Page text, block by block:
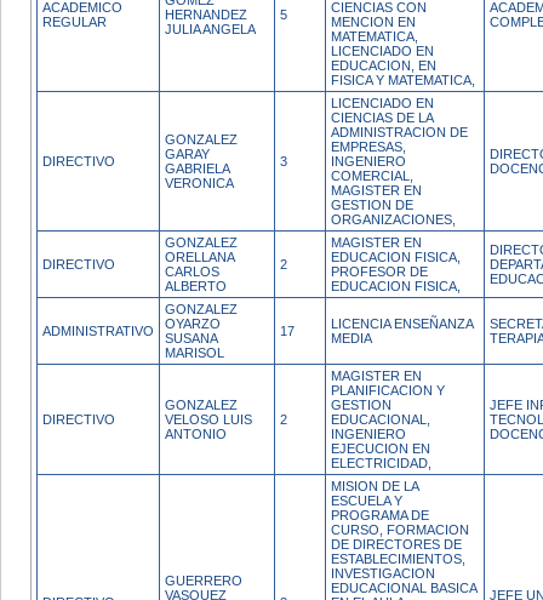
ACADEMICO
REGULAR
HERNANDEZ
JULIA ANGELA
5
CIENCIAS CON
MENCION EN
MATEMATICA,
LICENCIADO EN
EDUCACION, EN
FISICA Y MATEMATICA,
DIRECTIVO
GONZALEZ
GARAY
GABRIELA
VERONICA
3
LICENCIADO EN
CIENCIAS DE LA
ADMINISTRACION DE
EMPRESAS,
INGENIERO
COMERCIAL,
MAGISTER EN
GESTION DE
ORGANIZACIONES,
DIRECTIVO
GONZALEZ
ORELLANA
CARLOS
ALBERTO
2
MAGISTER EN
EDUCACION FISICA,
PROFESOR DE
EDUCACION FISICA,
ADMINISTRATIVO
GONZALEZ
OYARZO
SUSANA
MARISOL
17
LICENCIA ENSEÑANZA
MEDIA
DIRECTIVO
GONZALEZ
VELOSO LUIS
ANTONIO
2
MAGISTER EN
PLANIFICACION Y
GESTION
EDUCACIONAL,
INGENIERO
EJECUCION EN
ELECTRICIDAD,
JEFE
GUERRERO
VASQUEZ
MISION DE LA
ESCUELA Y
PROGRAMA DE
CURSO, FORMACION
DE DIRECTORES DE
ESTABLECIMIENTOS,
INVESTIGACION
EDUCACIONAL BASICA
JEFE